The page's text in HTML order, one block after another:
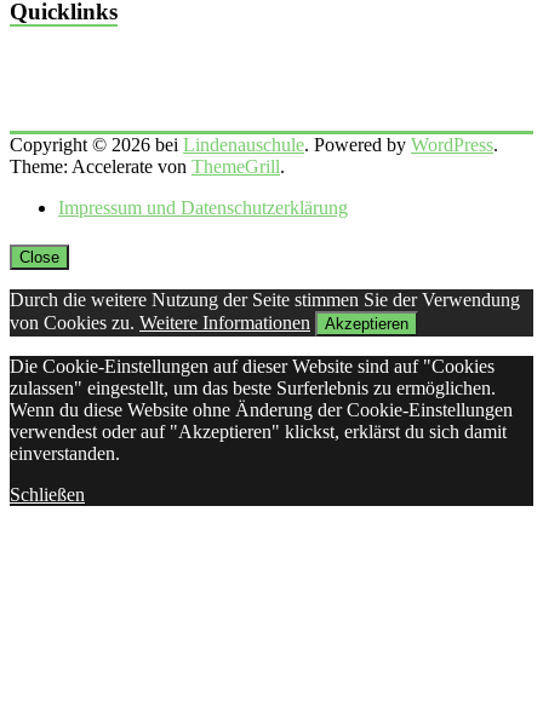
Quicklinks
Copyright © 2026 bei Lindenauschule. Powered by WordPress.
Theme: Accelerate von ThemeGrill.
Impressum und Datenschutzerklärung
Close
Durch die weitere Nutzung der Seite stimmen Sie der Verwendung
von Cookies zu. Weitere Informationen Akzeptieren
Die Cookie-Einstellungen auf dieser Website sind auf "Cookies
zulassen" eingestellt, um das beste Surferlebnis zu ermöglichen.
Wenn du diese Website ohne Änderung der Cookie-Einstellungen
verwendest oder auf "Akzeptieren" klickst, erklärst du sich damit
einverstanden.
Schließen